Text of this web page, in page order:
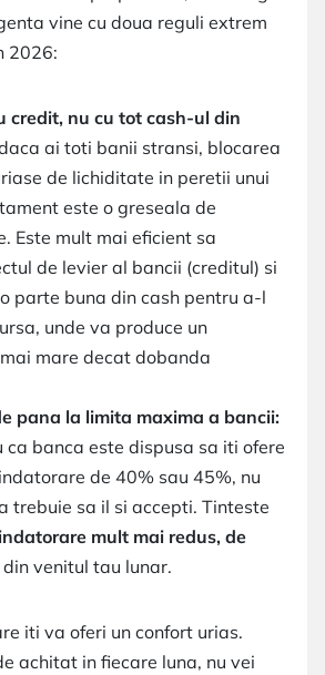
vine cu doua reguli extrem
2026:
credit, nu cu tot cash-ul din
ai toti banii stransi, blocarea
de lichiditate in peretii unui
este o greseala de
Este mult mai eficient sa
de levier al bancii (creditul) si
parte buna din cash pentru a-l
unde va produce un
mare decat dobanda
pana la limita maxima a bancii:
ca banca este dispusa sa iti ofere
de 40% sau 45%, nu
trebuie sa il si accepti. Tinteste
mult mai redus, de
din venitul tau lunar.
iti va oferi un confort urias.
achitat in fiecare luna, nu vei